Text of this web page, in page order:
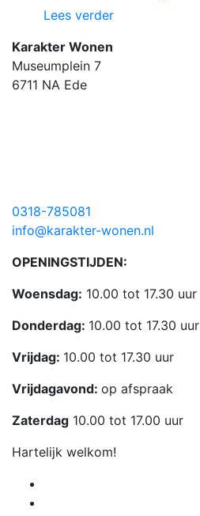
Lees verder
Karakter Wonen
Museumplein 7
6711 NA Ede
0318-785081
info@karakter-wonen.nl
OPENINGSTIJDEN:
Woensdag: 10.00 tot 17.30 uur
Donderdag: 10.00 tot 17.30 uur
Vrijdag: 10.00 tot 17.30 uur
Vrijdagavond: op afspraak
Zaterdag 10.00 tot 17.00 uur
Hartelijk welkom!